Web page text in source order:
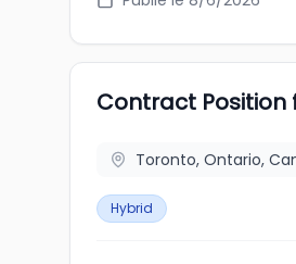
Contract Position
Toronto, Ontario,
Hybrid